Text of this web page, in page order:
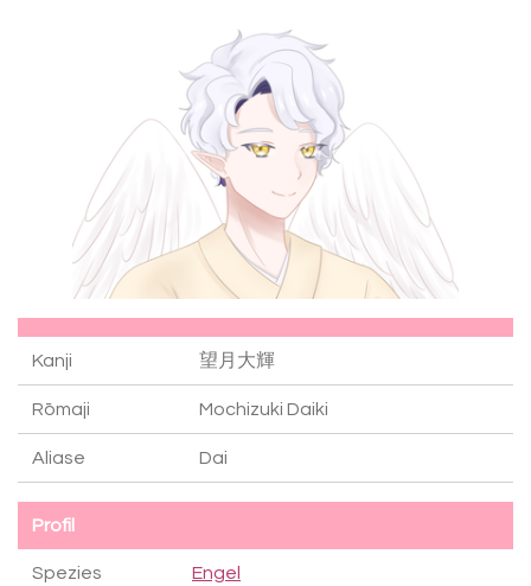
Kanji 望月大輝
Rōmaji Mochizuki Daiki
Aliase Dai
Profil
Spezies Engel